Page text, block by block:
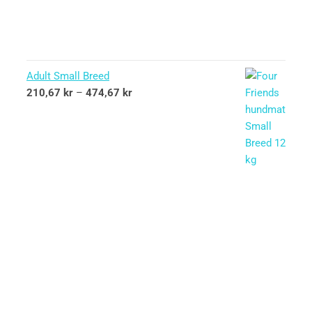
Adult Small Breed
210,67 kr – 474,67 kr